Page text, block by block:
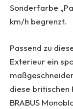
Sonderfarbe
km/h begrenzt.
Passend zu
Exterieur ein
diese britischen
BRABUS